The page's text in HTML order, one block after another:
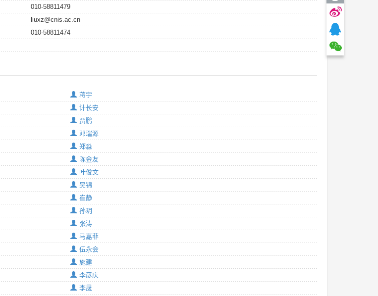
010-58811479
liuxz@cnis.ac.cn
010-58811474
蒋宇
计长安
贾鹏
邓瑞源
郑淼
陈金友
叶俊文
吴锦
崔静
孙玥
张涛
马嘉菲
伍永会
施建
李彦庆
李晟